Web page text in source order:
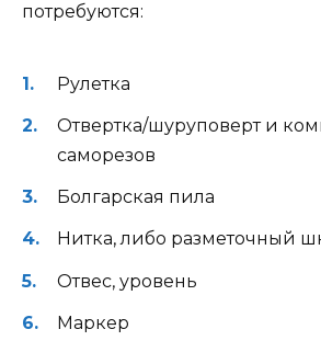
потребуются:
Рулетка
Отвертка/шуруповерт и
саморезов
Болгарская пила
Нитка, либо разметочный
Отвес, уровень
Маркер